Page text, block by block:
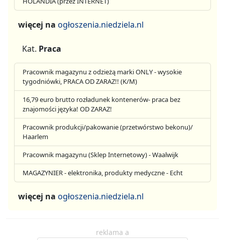
więcej na ogłoszenia.niedziela.nl
Kat. Praca
Pracownik magazynu z odzieżą marki ONLY - wysokie
tygodniówki, PRACA OD ZARAZ!! (K/M)
16,79 euro brutto rozładunek kontenerów- praca bez
znajomości języka! OD ZARAZ!
Pracownik produkcji/pakowanie (przetwórstwo bekonu)/
Haarlem
Pracownik magazynu (Sklep Internetowy) - Waalwijk
MAGAZYNIER - elektronika, produkty medyczne - Echt
więcej na ogłoszenia.niedziela.nl
reklama a